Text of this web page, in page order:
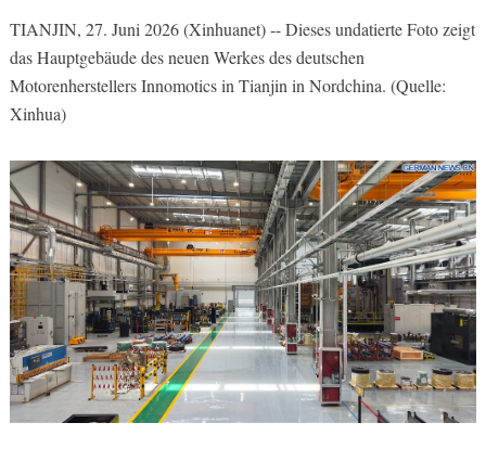
TIANJIN, 27. Juni 2026 (Xinhuanet) -- Dieses undatierte Foto zeigt
das Hauptgebäude des neuen Werkes des deutschen
Motorenherstellers Innomotics in Tianjin in Nordchina. (Quelle:
Xinhua)